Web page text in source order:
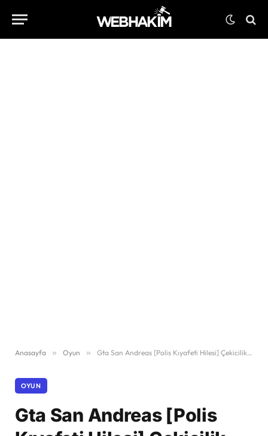
Anasayfa » Oyun » Gta San Andreas [Polis Kıyafeti Hilesi] Çekicilik Hilesi
OYUN
Gta San Andreas [Polis